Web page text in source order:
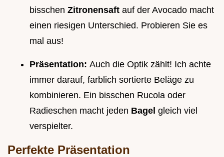
bisschen Zitronensaft auf der Avocado macht
einen riesigen Unterschied. Probieren Sie es
mal aus!
Präsentation: Auch die Optik zählt! Ich achte
immer darauf, farblich sortierte Beläge zu
kombinieren. Ein bisschen Rucola oder
Radieschen macht jeden Bagel gleich viel
verspielter.
Perfekte Präsentation